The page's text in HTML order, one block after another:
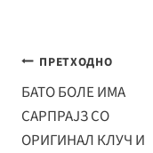
Навигација
на
напис
ПРЕТХОДНО
БАТО БОЛЕ ИМА
САРПРАЈЗ СО
ОРИГИНАЛ КЛУЧ И